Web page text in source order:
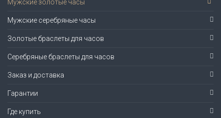
Мужские золотые часы
Мужские серебряные часы
Золотые браслеты для часов
Серебряные браслеты для часов
Заказ и доставка
Гарантии
Где купить